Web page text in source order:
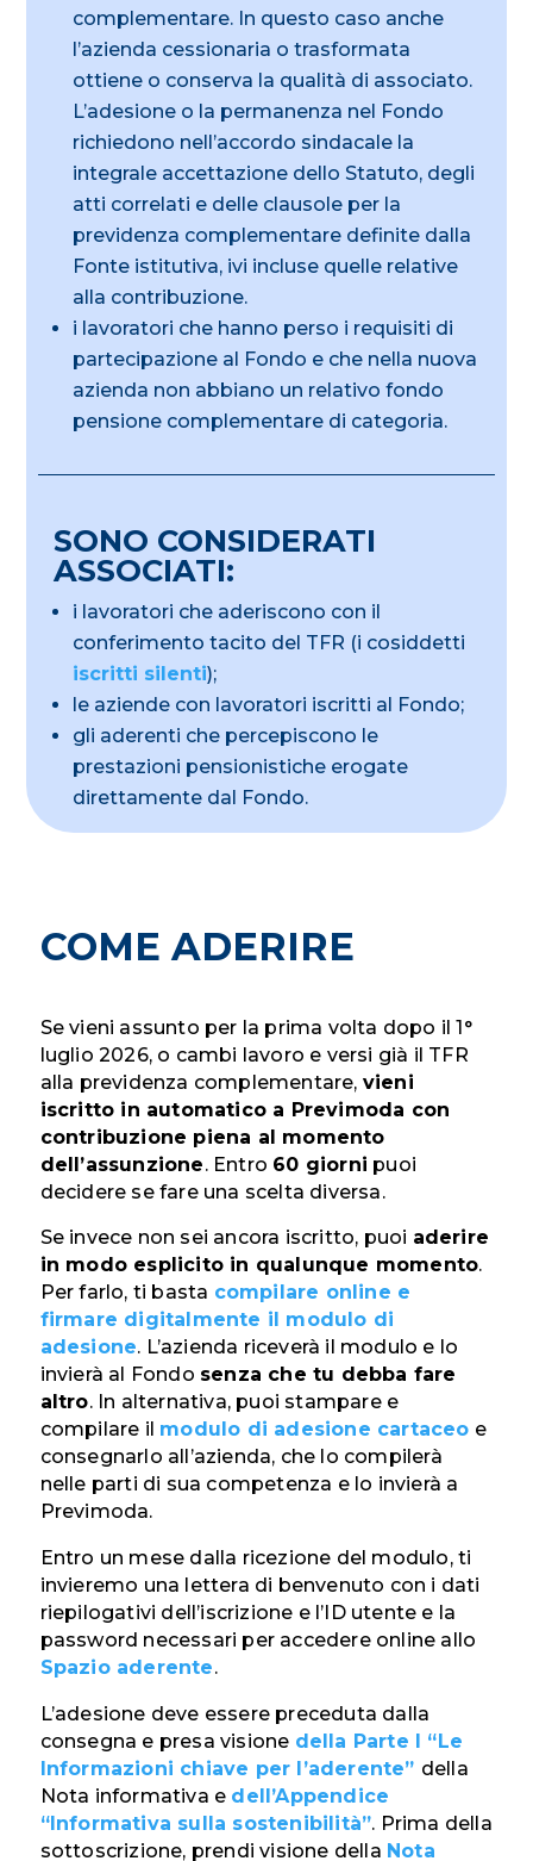
complementare. In questo caso anche
l’azienda cessionaria o trasformata
ottiene o conserva la qualità di associato.
L’adesione o la permanenza nel Fondo
richiedono nell’accordo sindacale la
integrale accettazione dello Statuto, degli
atti correlati e delle clausole per la
previdenza complementare definite dalla
Fonte istitutiva, ivi incluse quelle relative
alla contribuzione.
i lavoratori che hanno perso i requisiti di
partecipazione al Fondo e che nella nuova
azienda non abbiano un relativo fondo
pensione complementare di categoria.
SONO CONSIDERATI
ASSOCIATI:
i lavoratori che aderiscono con il
conferimento tacito del TFR (i cosiddetti
iscritti silenti);
le aziende con lavoratori iscritti al Fondo;
gli aderenti che percepiscono le
prestazioni pensionistiche erogate
direttamente dal Fondo.
COME ADERIRE
Se vieni assunto per la prima volta dopo il 1°
luglio 2026, o cambi lavoro e versi già il TFR
alla previdenza complementare, vieni
iscritto in automatico a Previmoda con
contribuzione piena al momento
dell’assunzione. Entro 60 giorni puoi
decidere se fare una scelta diversa.
Se invece non sei ancora iscritto, puoi aderire
in modo esplicito in qualunque momento.
Per farlo, ti basta compilare online e
firmare digitalmente il modulo di
adesione. L’azienda riceverà il modulo e lo
invierà al Fondo senza che tu debba fare
altro. In alternativa, puoi stampare e
compilare il modulo di adesione cartaceo e
consegnarlo all’azienda, che lo compilerà
nelle parti di sua competenza e lo invierà a
Previmoda.
Entro un mese dalla ricezione del modulo, ti
invieremo una lettera di benvenuto con i dati
riepilogativi dell’iscrizione e l’ID utente e la
password necessari per accedere online allo
Spazio aderente.
L’adesione deve essere preceduta dalla
consegna e presa visione della Parte I “Le
Informazioni chiave per l’aderente” della
Nota informativa e dell’Appendice
“Informativa sulla sostenibilità”. Prima della
sottoscrizione, prendi visione della Nota